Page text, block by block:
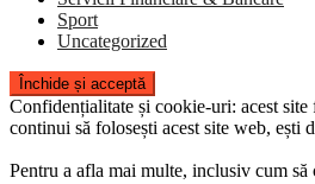
Sport
Uncategorized
Confidențialitate și cookie-uri: acest
continui să folosești acest site web, ești
Pentru a afla mai multe, inclusiv cum